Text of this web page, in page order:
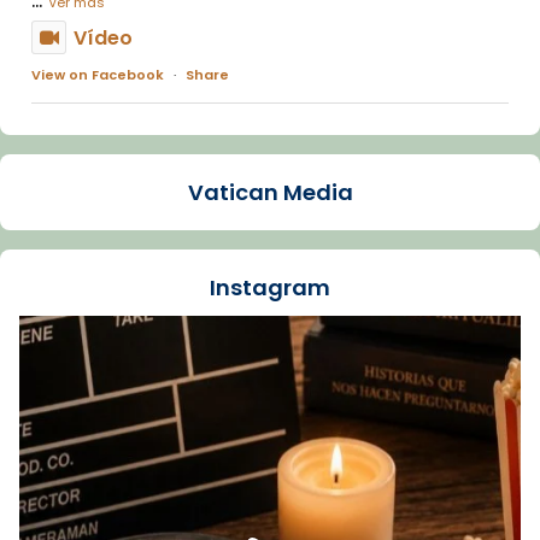
Vídeo
View on Facebook · Share
Arquebisbat de Barcelona
La Carmina va patir depressió. Fa gairebé
dos mesos, a l'Estadi Lluís Companys, la
Recupera l'entrevista comp
Vatican
tican News 👇
www.vaticannews.va/es/iglesia/news/2026-
07/carmina-historia-depresion-papa-viaje-
espana-testimoni...
Foto
Vatican Media
Instagram